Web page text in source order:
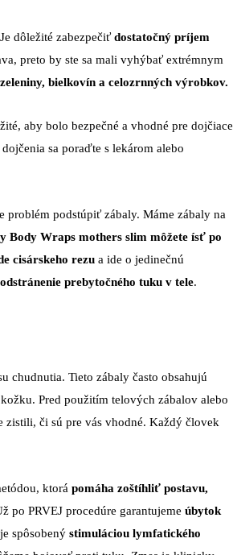
dôležité zabezpečiť dostatočný príjem
preto by ste sa mali vyhýbať extrémnym
bielkovín a celozrnných výrobkov.
aby bolo bezpečné a vhodné pre dojčiace
sa poraďte s lekárom alebo
problém podstúpiť zábaly. Máme zábaly na
Body Wraps mothers slim môžete ísť po
cisárskeho rezu a ide o jedinečnú
prebytočného tuku v tele.
chudnutia. Tieto zábaly často obsahujú
Pred použitím telových zábalov alebo
či sú pre vás vhodné. Každý človek
ktorá pomáha zoštíhliť postavu,
po PRVEJ procedúre garantujeme úbytok
spôsobený stimuláciou lymfatického